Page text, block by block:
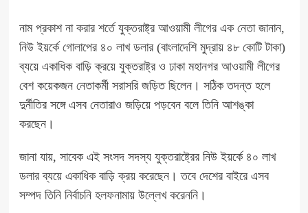
নাম প্রকাশ না করার শর্তে যুক্তরাষ্ট্র আওয়ামী লীগের এক নেতা জানান,
নিউ ইয়র্কে গোলাপের ৪০ লাখ ডলার (বাংলাদেশি মুদ্রায় ৪৮ কোটি টাকা)
ব্যয়ে একাধিক বাড়ি ক্রয়ে যুক্তরাষ্ট্র ও ঢাকা মহানগর আওয়ামী লীগের
বেশ কয়েকজন নেতাকর্মী সরাসরি জড়িত ছিলেন। সঠিক তদন্ত হলে
দুর্নীতির সঙ্গে এসব নেতারাও জড়িয়ে পড়বেন বলে তিনি আশঙ্কা
করছেন।
জানা যায়, সাবেক এই সংসদ সদস্য যুক্তরাষ্ট্রের নিউ ইয়র্কে ৪০ লাখ
ডলার ব্যয়ে একাধিক বাড়ি ক্রয় করেছেন। তবে দেশের বাইরে এসব
সম্পদ তিনি নির্বাচনি হলফনামায় উল্লেখ করেননি।